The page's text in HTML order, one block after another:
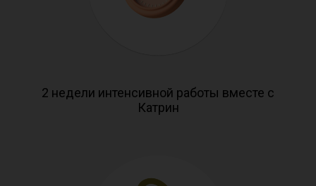
2 недели интенсивной работы вместе с
Катрин